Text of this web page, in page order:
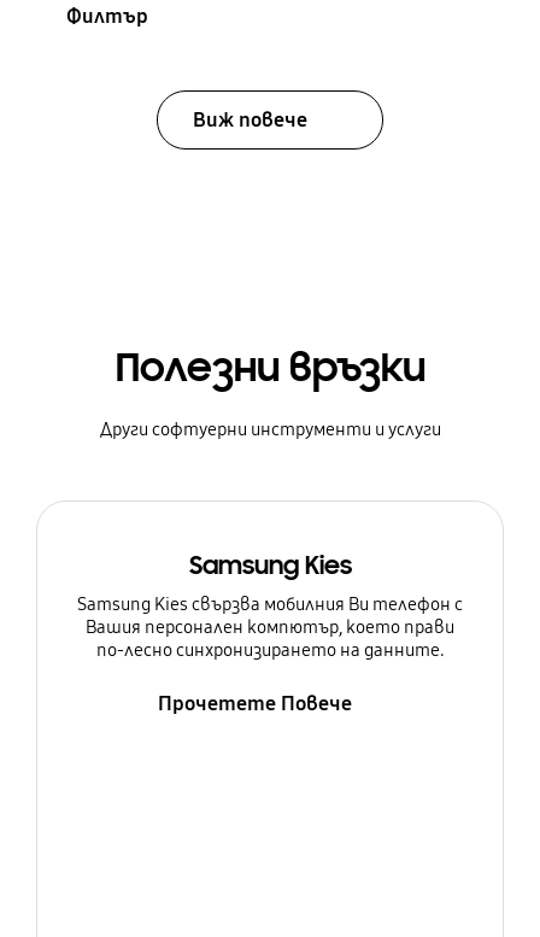
Филтър
Виж повече
Полезни връзки
Други софтуерни инструменти и услуги
Samsung Kies
Samsung Kies свързва мобилния Ви телефон с
Вашия персонален компютър, което прави
по-лесно синхронизирането на данните.
Прочетете Повече